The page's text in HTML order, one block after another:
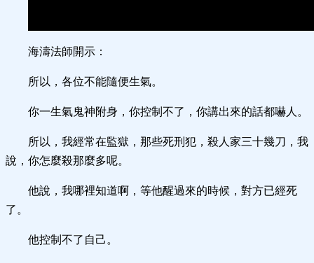
海濤法師開示：
所以，各位不能隨便生氣。
你一生氣鬼神附身，你控制不了，你講出來的話都嚇人。
所以，我經常在監獄，那些死刑犯，殺人家三十幾刀，我
說，你怎麼殺那麼多呢。
他說，我哪裡知道啊，等他醒過來的時候，對方已經死
了。
他控制不了自己。